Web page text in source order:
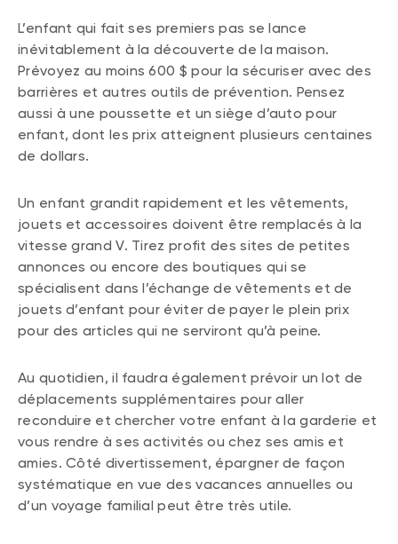
L’enfant qui fait ses premiers pas se lance
inévitablement à la découverte de la maison.
Prévoyez au moins 600 $ pour la sécuriser avec des
barrières et autres outils de prévention. Pensez
aussi à une poussette et un siège d’auto pour
enfant, dont les prix atteignent plusieurs centaines
de dollars.
Un enfant grandit rapidement et les vêtements,
jouets et accessoires doivent être remplacés à la
vitesse grand V. Tirez profit des sites de petites
annonces ou encore des boutiques qui se
spécialisent dans l’échange de vêtements et de
jouets d’enfant pour éviter de payer le plein prix
pour des articles qui ne serviront qu’à peine.
Au quotidien, il faudra également prévoir un lot de
déplacements supplémentaires pour aller
reconduire et chercher votre enfant à la garderie et
vous rendre à ses activités ou chez ses amis et
amies. Côté divertissement, épargner de façon
systématique en vue des vacances annuelles ou
d’un voyage familial peut être très utile.